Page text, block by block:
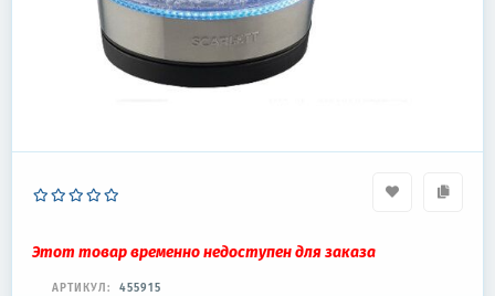
Этот товар временно недоступен для заказа
АРТИКУЛ: 455915